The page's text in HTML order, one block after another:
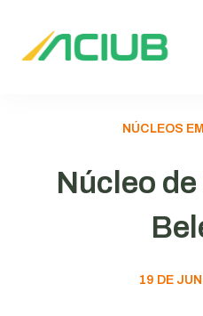
NÚCLEOS
Núcleo
19 DE